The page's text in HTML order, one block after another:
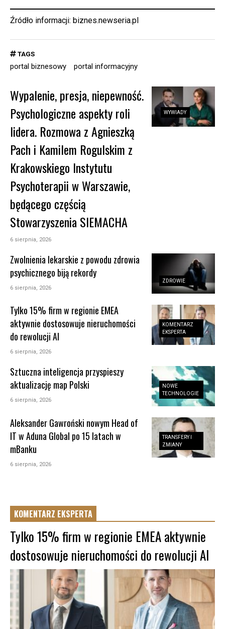
Źródło informacji: biznes.newseria.pl
TAGS
portal biznesowy portal informacyjny
WYWIADY
Wypalenie, presja, niepewność.
Psychologiczne aspekty roli
lidera. Rozmowa z Agnieszką
Pach i Kamilem Rogulskim z
Krakowskiego Instytutu
Psychoterapii w Warszawie,
będącego częścią
Stowarzyszenia SIEMACHA
6 sierpnia, 2026
ZDROWIE
Zwolnienia lekarskie z powodu zdrowia
psychicznego biją rekordy
6 sierpnia, 2026
KOMENTARZ
EKSPERTA
Tylko 15% firm w regionie EMEA
aktywnie dostosowuje nieruchomości
do rewolucji AI
6 sierpnia, 2026
NOWE
TECHNOLOGIE
Sztuczna inteligencja przyspieszy
aktualizację map Polski
6 sierpnia, 2026
TRANSFERY I
ZMIANY
Aleksander Gawroński nowym Head of
IT w Aduna Global po 15 latach w
mBanku
6 sierpnia, 2026
KOMENTARZ EKSPERTA
Tylko 15% firm w regionie EMEA aktywnie
dostosowuje nieruchomości do rewolucji AI